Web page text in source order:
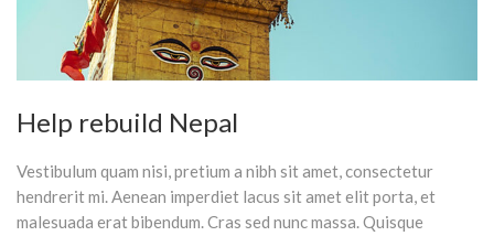
Help rebuild Nepal
Vestibulum quam nisi, pretium a nibh sit amet, consectetur
hendrerit mi. Aenean imperdiet lacus sit amet elit porta, et
malesuada erat bibendum. Cras sed nunc massa. Quisque